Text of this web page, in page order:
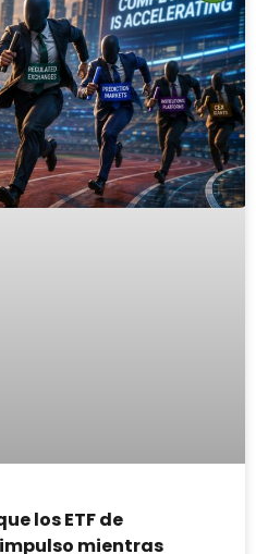
los ETF de
mientras